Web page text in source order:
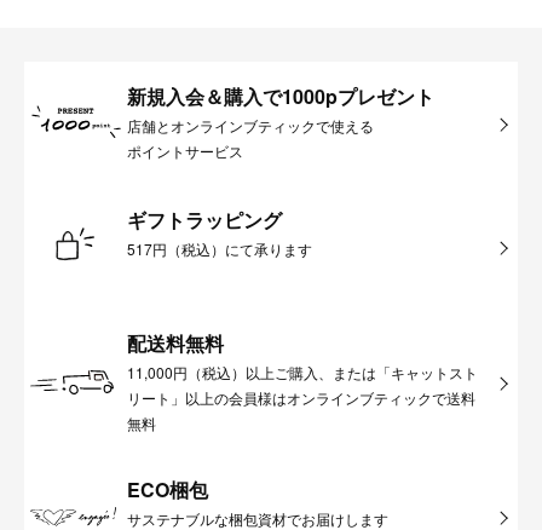
新規入会＆購入で1000pプレゼント
店舗とオンラインブティックで使える
ポイントサービス
ギフトラッピング
517円（税込）にて承ります
配送料無料
11,000円（税込）以上ご購入、または「キャットスト
リート」以上の会員様はオンラインブティックで送料
無料
ECO梱包
サステナブルな梱包資材でお届けします